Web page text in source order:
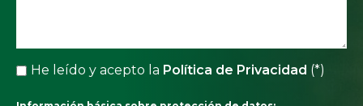
He leído y acepto la Política de Privacidad (*)